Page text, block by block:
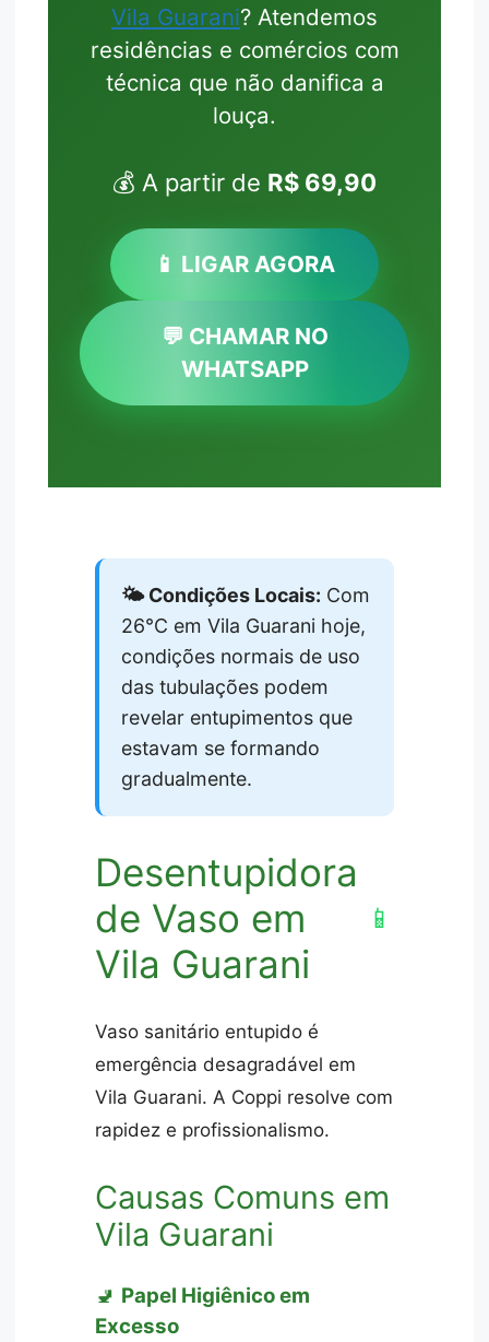
Vila Guarani? Atendemos
residências e comércios com
técnica que não danifica a
louça.
💰 A partir de R$ 69,90
📱 LIGAR AGORA
💬 CHAMAR NO
WHATSAPP
🌤️ Condições Locais: Com
26°C em Vila Guarani hoje,
condições normais de uso
das tubulações podem
revelar entupimentos que
estavam se formando
gradualmente.
Desentupidora
de Vaso em
Vila Guarani
📱
Vaso sanitário entupido é
emergência desagradável em
Vila Guarani. A Coppi resolve com
rapidez e profissionalismo.
Causas Comuns em
Vila Guarani
🚽 Papel Higiênico em
Excesso